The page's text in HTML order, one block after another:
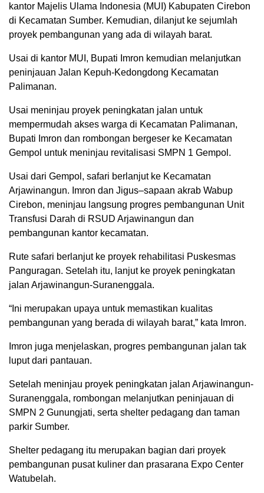
kantor Majelis Ulama Indonesia (MUI) Kabupaten Cirebon
di Kecamatan Sumber. Kemudian, dilanjut ke sejumlah
proyek pembangunan yang ada di wilayah barat.
Usai di kantor MUI, Bupati Imron kemudian melanjutkan
peninjauan Jalan Kepuh-Kedongdong Kecamatan
Palimanan.
Usai meninjau proyek peningkatan jalan untuk
mempermudah akses warga di Kecamatan Palimanan,
Bupati Imron dan rombongan bergeser ke Kecamatan
Gempol untuk meninjau revitalisasi SMPN 1 Gempol.
Usai dari Gempol, safari berlanjut ke Kecamatan
Arjawinangun. Imron dan Jigus–sapaan akrab Wabup
Cirebon, meninjau langsung progres pembangunan Unit
Transfusi Darah di RSUD Arjawinangun dan
pembangunan kantor kecamatan.
Rute safari berlanjut ke proyek rehabilitasi Puskesmas
Panguragan. Setelah itu, lanjut ke proyek peningkatan
jalan Arjawinangun-Suranenggala.
“Ini merupakan upaya untuk memastikan kualitas
pembangunan yang berada di wilayah barat,” kata Imron.
Imron juga menjelaskan, progres pembangunan jalan tak
luput dari pantauan.
Setelah meninjau proyek peningkatan jalan Arjawinangun-
Suranenggala, rombongan melanjutkan peninjauan di
SMPN 2 Gunungjati, serta shelter pedagang dan taman
parkir Sumber.
Shelter pedagang itu merupakan bagian dari proyek
pembangunan pusat kuliner dan prasarana Expo Center
Watubelah.